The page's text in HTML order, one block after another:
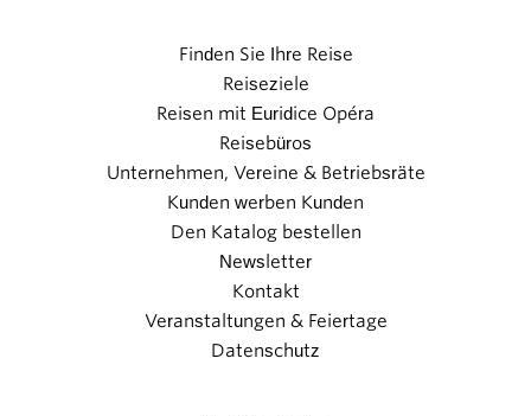
Finden Sie Ihre Reise
Reiseziele
Reisen mit Euridice Opéra
Reisebüros
Unternehmen, Vereine & Betriebsräte
Kunden werben Kunden
Den Katalog bestellen
Newsletter
Kontakt
Veranstaltungen & Feiertage
Datenschutz